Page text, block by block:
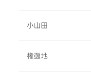
小山田
権亟地